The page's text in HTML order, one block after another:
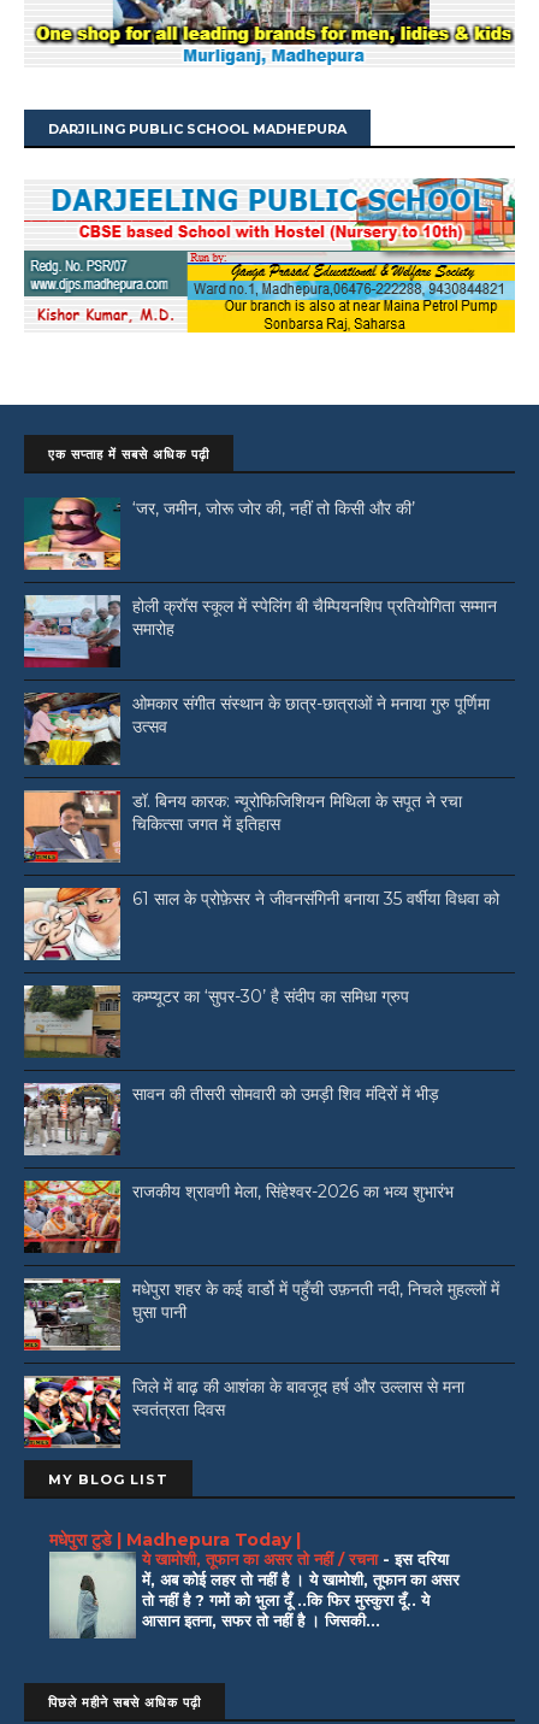
DARJILING PUBLIC SCHOOL MADHEPURA
एक सप्ताह में सबसे अधिक पढ़ी
‘जर, जमीन, जोरू जोर की, नहीं तो किसी और की’
होली क्रॉस स्कूल में स्पेलिंग बी चैम्पियनशिप प्रतियोगिता सम्मान
समारोह
ओमकार संगीत संस्थान के छात्र-छात्राओं ने मनाया गुरु पूर्णिमा
उत्सव
डॉ. बिनय कारक: न्यूरोफिजिशियन मिथिला के सपूत ने रचा
चिकित्सा जगत में इतिहास
61 साल के प्रोफ़ेसर ने जीवनसंगिनी बनाया 35 वर्षीया विधवा को
कम्प्यूटर का ‘सुपर-30’ है संदीप का समिधा ग्रुप
सावन की तीसरी सोमवारी को उमड़ी शिव मंदिरों में भीड़
राजकीय श्रावणी मेला, सिंहेश्वर-2026 का भव्य शुभारंभ
मधेपुरा शहर के कई वार्डो में पहुँची उफ़नती नदी, निचले मुहल्लों में
घुसा पानी
जिले में बाढ़ की आशंका के बावजूद हर्ष और उल्लास से मना
स्वतंत्रता दिवस
MY BLOG LIST
मधेपुरा टुडे | Madhepura Today |
ये खामोशी, तूफान का असर तो नहीं / रचना -इस दरिया
में, अब कोई लहर तो नहीं है । ये खामोशी, तूफान का असर
तो नहीं है ? गमों को भुला दूँ ..कि फिर मुस्कुरा दूँ.. ये
आसान इतना, सफर तो नहीं है । जिसकी...
पिछले महीने सबसे अधिक पढ़ी